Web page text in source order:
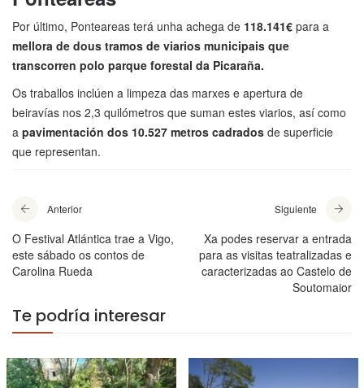
Por último, Ponteareas terá unha achega de 118.141€ para a
mellora de dous tramos de viarios municipais que
transcorren polo parque forestal da Picaraña.
Os traballos inclúen a limpeza das marxes e apertura de
beiravías nos 2,3 quilómetros que suman estes viarios, así como
a pavimentación dos 10.527 metros cadrados de superficie
que representan.
Anterior
O Festival Atlántica trae a Vigo,
este sábado os contos de
Carolina Rueda
Siguiente
Xa podes reservar a entrada
para as visitas teatralizadas e
caracterizadas ao Castelo de
Soutomaior
Te podría interesar